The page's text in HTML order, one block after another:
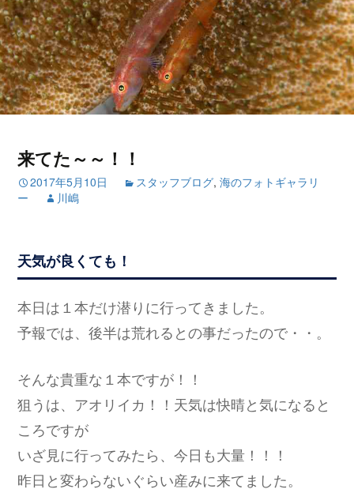
来てた～～！！
2017年5月10日 スタッフブログ,海のフォトギャラリ
ー
川嶋
天気が良くても！
本日は１本だけ潜りに行ってきました。
予報では、後半は荒れるとの事だったので・・。
そんな貴重な１本ですが！！
狙うは、アオリイカ！！天気は快晴と気になると
ころですが
いざ見に行ってみたら、今日も大量！！！
昨日と変わらないぐらい産みに来てました。